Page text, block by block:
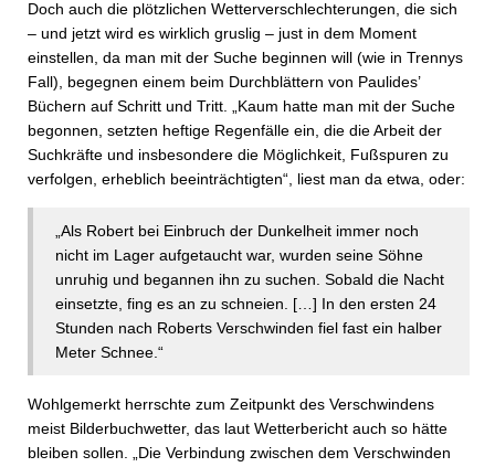
Doch auch die plötzlichen Wetterverschlechterungen, die sich
– und jetzt wird es wirklich gruslig – just in dem Moment
einstellen, da man mit der Suche beginnen will (wie in Trennys
Fall), begegnen einem beim Durchblättern von Paulides’
Büchern auf Schritt und Tritt. „Kaum hatte man mit der Suche
begonnen, setzten heftige Regenfälle ein, die die Arbeit der
Suchkräfte und insbesondere die Möglichkeit, Fußspuren zu
verfolgen, erheblich beeinträchtigten“, liest man da etwa, oder:
„Als Robert bei Einbruch der Dunkelheit immer noch
nicht im Lager aufgetaucht war, wurden seine Söhne
unruhig und begannen ihn zu suchen. Sobald die Nacht
einsetzte, fing es an zu schneien. […] In den ersten 24
Stunden nach Roberts Verschwinden fiel fast ein halber
Meter Schnee.“
Wohlgemerkt herrschte zum Zeitpunkt des Verschwindens
meist Bilderbuchwetter, das laut Wetterbericht auch so hätte
bleiben sollen. „Die Verbindung zwischen dem Verschwinden